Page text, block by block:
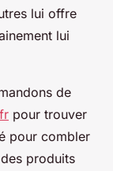
lui offre
lui
de
pour trouver
pour combler
produits